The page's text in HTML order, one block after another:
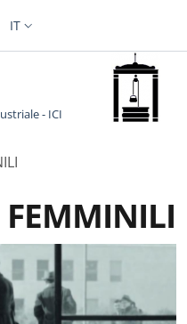
SELETTORE LINGUA:
IT
- ICI
FEMMINILI